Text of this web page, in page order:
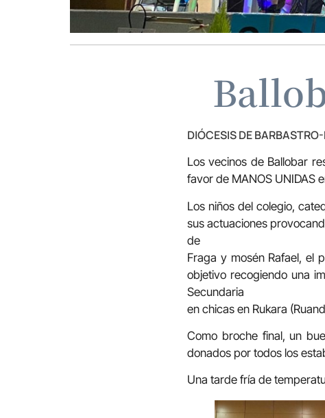
DIÓCESIS DE
Los vecinos de Ballobar
favor de MANOS UNIDAS
Los niños del colegio,
sus actuaciones
de
Fraga y mosén Rafael, el
objetivo recogiendo una
Secundaria
en chicas en Rukara
Como broche final, un
donados por todos los
Una tarde fría de